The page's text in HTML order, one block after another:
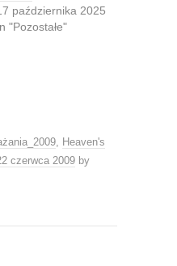
października 2025
"Pozostałe"
Heaven's
czerwca 2009 by